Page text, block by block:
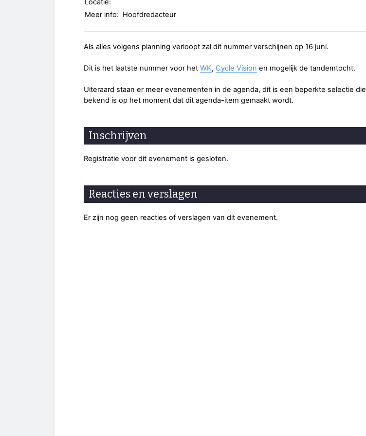
Locatie:
Meer info: Hoofdredacteur
Als alles volgens planning verloopt zal dit nummer verschijnen op 16 juni.
Dit is het laatste nummer voor het WK, Cycle Vision en mogelijk de tandemtocht.
Uiteraard staan er meer evenementen in de agenda, dit is een beperkte selectie die
bekend is op het moment dat dit agenda-item gemaakt wordt.
Inschrijven
Registratie voor dit evenement is gesloten.
Reacties en verslagen
Er zijn nog geen reacties of verslagen van dit evenement.